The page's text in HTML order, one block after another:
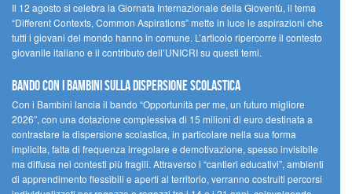
Il 12 agosto si celebra la Giornata Internazionale della Gioventù, il tema
“Different Contexts, Common Aspirations” mette in luce le aspirazioni che
tutti i giovani del mondo hanno in comune. L’articolo ripercorre il contesto
giovanile italiano e il contributo dell’UNICRI su questi temi.
Bando Con i Bambini sulla dispersione scolastica
Con i Bambini lancia il bando “Opportunità per me, un futuro migliore
2026”, con una dotazione complessiva di 15 milioni di euro destinata a
contrastare la dispersione scolastica, in particolare nella sua forma
implicita, fatta di frequenza irregolare e demotivazione, spesso invisibile
ma diffusa nei contesti più fragili. Attraverso i “cantieri educativi”, ambienti
di apprendimento flessibili e aperti al territorio, verranno costruiti percorsi